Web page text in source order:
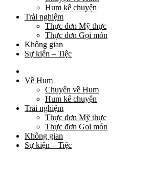
Hum kể chuyện
Trải nghiệm
Thực đơn Mỹ thực
Thực đơn Gọi món
Không gian
Sự kiện – Tiệc
Về Hum
Chuyện về Hum
Hum kể chuyện
Trải nghiệm
Thực đơn Mỹ thực
Thực đơn Gọi món
Không gian
Sự kiện – Tiệc